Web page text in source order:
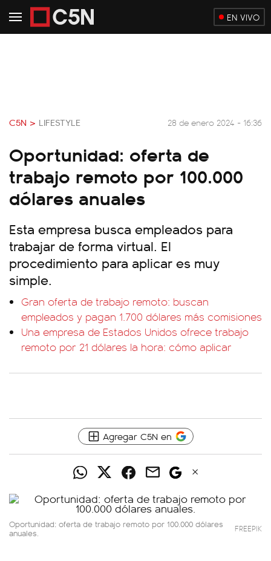
EN VIVO
C5N > LIFESTYLE 28 de enero 2024 - 16:36
Oportunidad: oferta de
trabajo remoto por 100.000
dólares anuales
Esta empresa busca empleados para
trabajar de forma virtual. El
procedimiento para aplicar es muy
simple.
Gran oferta de trabajo remoto: buscan
empleados y pagan 1.700 dólares más comisiones
Una empresa de Estados Unidos ofrece trabajo
remoto por 21 dólares la hora: cómo aplicar
Agregar C5N en
Oportunidad: oferta de trabajo remoto por 100.000 dólares
anuales. FREEPIK